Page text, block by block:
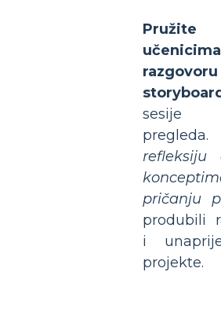
sesije
refleksiju
pričanju
produbili
i
projekte.